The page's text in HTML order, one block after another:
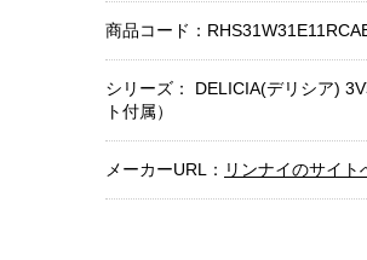
商品コード：
シリーズ： DELICIA(デリシア)
ト付属）
メーカーURL： リンナイのサイト